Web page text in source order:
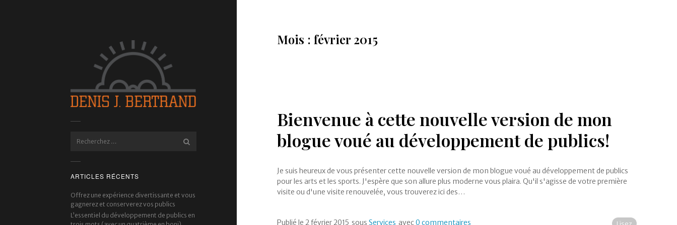
ARTICLES RÉCENTS
Offrez une expérience divertissante et vous
gagnerez et conserverez vos publics
L’essentiel du développement de publics en
Mois : février 2015
Bienvenue à cette nouvelle version de mon
blogue voué au développement de publics!
Je suis heureux de vous présenter cette nouvelle version de mon blogue voué au développement de publics
pour les arts et les sports. J'espère que son allure plus moderne vous plaira. Qu'il s'agisse de votre première
visite ou d'une visite renouvelée, vous trouverez ici des…
Publié le2 février 2015 sousServices avec0 commentaires